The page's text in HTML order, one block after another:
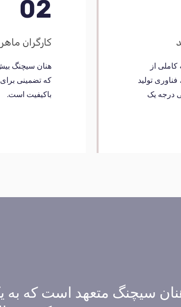
از
تولید
درجه یک
02
کارگران ماهر
که تضمینی
باکیفیت است.
سیچنگ متعهد است که به